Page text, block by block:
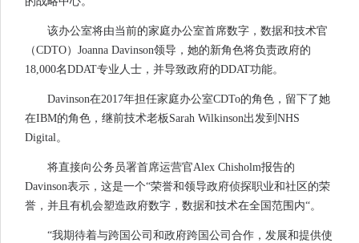
该办公室将由当前的家庭办公室首席数字，数据和技术官
（CDTO）Joanna Davinson领导，她的新角色将负责政府的
18,000名DDAT专业人士，并导致政府的DDAT功能。
Davinson在2017年担任家庭办公室CDTo的角色，留下了她
在IBM的角色，继前技术老板Sarah Wilkinson出发到NHS
Digital。
将直接向公务员署首席运营官Alex Chisholm报告的
Davinson表示，这是一个“荣誉和领导政府侦探职业和社区的荣
誉，并且有机会塑造政府数字，数据和技术在全国范围内“。
“我期待着与跨国公司和政府跨国公司合作，发展和提供使